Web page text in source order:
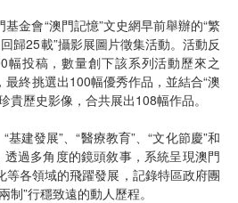
金會“澳門記憶”文史網早前舉辦的“繁
25載”攝影展圖片徵集活動。活動反
幅投稿，數量創下該系列活動歷來之
終挑選出100幅優秀作品，並結合“澳
貴歷史影像，合共展出108幅作品。
基建發展”、“醫療教育”、“文化節慶”和
透過多角度的鏡頭敘事，系統呈現澳門
等各領域的飛躍發展，記錄特區政府團
”行穩致遠的動人歷程。